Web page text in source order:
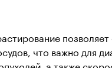
что важно для